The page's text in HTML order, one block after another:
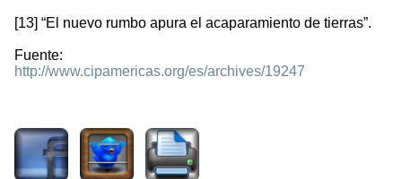
[13] “El nuevo rumbo apura el acaparamiento de tierras”.
Fuente:
http://www.cipamericas.org/es/archives/19247